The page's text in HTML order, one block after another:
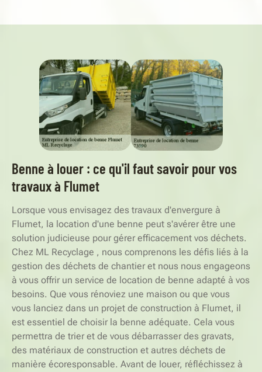
Benne à louer : ce qu'il faut savoir pour vos
travaux à Flumet
Lorsque vous envisagez des travaux d'envergure à
Flumet, la location d'une benne peut s'avérer être une
solution judicieuse pour gérer efficacement vos déchets.
Chez ML Recyclage , nous comprenons les défis liés à la
gestion des déchets de chantier et nous nous engageons
à vous offrir un service de location de benne adapté à vos
besoins. Que vous rénoviez une maison ou que vous
vous lanciez dans un projet de construction à Flumet, il
est essentiel de choisir la benne adéquate. Cela vous
permettra de trier et de vous débarrasser des gravats,
des matériaux de construction et autres déchets de
manière écoresponsable. Avant de louer, réfléchissez à